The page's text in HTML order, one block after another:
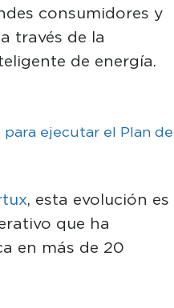
consumidores y
través de la
de energía.
ejecutar el Plan de
, esta evolución es
que ha
en más de 20